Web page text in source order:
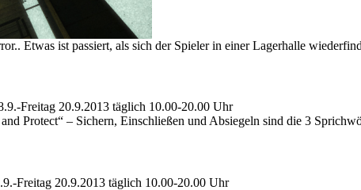
Etwas ist passiert, als sich der Spieler in einer Lagerhalle
Freitag 20.9.2013 täglich 10.00-20.00 Uhr
Protect“ – Sichern, Einschließen und Absiegeln sind die 3
Freitag 20.9.2013 täglich 10.00-20.00 Uhr